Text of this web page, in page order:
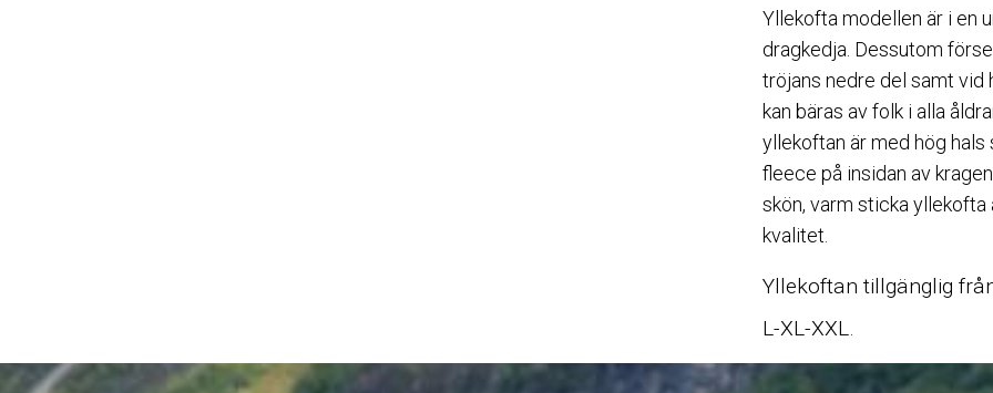
Yllekofta modellen är i en
dragkedja. Dessutom
tröjans nedre del samt vid
kan bäras av folk i alla
yllekoftan är med hög hals
fleece på insidan av
skön, varm sticka yllekofta
kvalitet.
Yllekoftan tillgänglig
L-XL-XXL.